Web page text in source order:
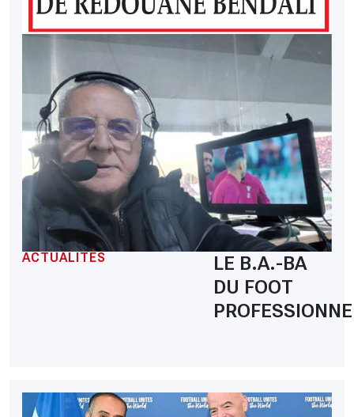
ACTUALITÉS
LE B.A.-BA
DU FOOT